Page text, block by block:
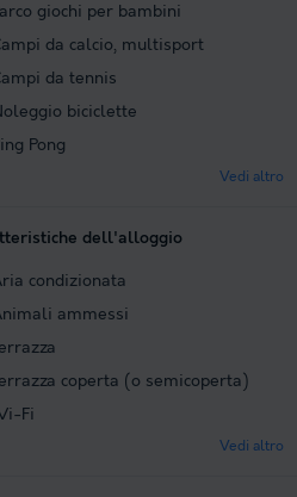
giochi per bambini
da calcio, multisport
da tennis
biciclette
Pong
Vedi altro
dell'alloggio
condizionata
ammessi
coperta (o semicoperta)
Fi
Vedi altro